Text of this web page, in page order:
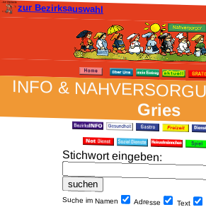
zur Bezirksauswahl
INFO &
Gries
Stich­wort ein­geben:
Suche im Namen Adresse Text